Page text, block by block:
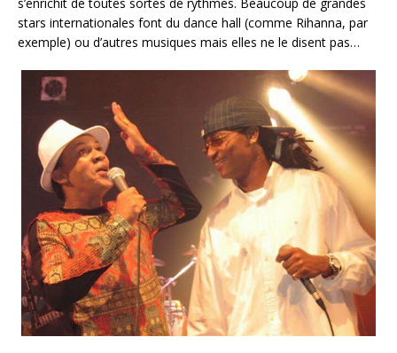
stars internationales font du dance hall (comme Rihanna, par
exemple) ou d’autres musiques mais elles ne le disent pas…